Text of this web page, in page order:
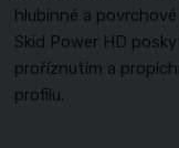
hlubinné a
Skid Power HD
proříznutím a
profilu.